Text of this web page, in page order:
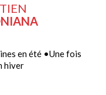
en été •Une fois
hiver